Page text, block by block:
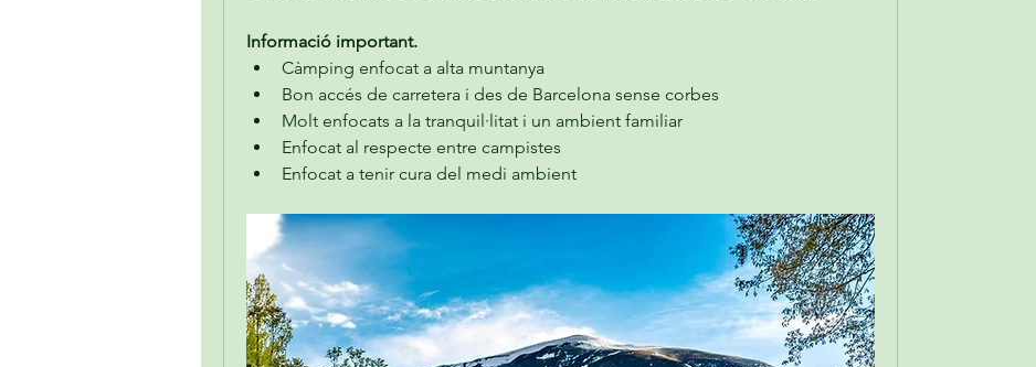
Informació important.
Càmping enfocat a alta muntanya
Bon accés de carretera i des de Barcelona sense corbes
Molt enfocats a la tranquil·litat i un ambient familiar
Enfocat al respecte entre campistes
Enfocat a tenir cura del medi ambient